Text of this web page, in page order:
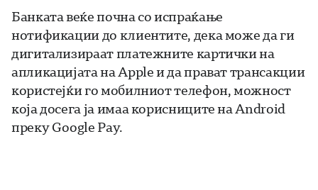
Банката веќе почна со испраќање
нотификации до клиентите, дека може да ги
дигитализираат платежните картички на
апликацијата на Apple и да прават трансакции
користејќи го мобилниот телефон, можност
која досега ја имаа корисниците на Android
преку Google Pay.